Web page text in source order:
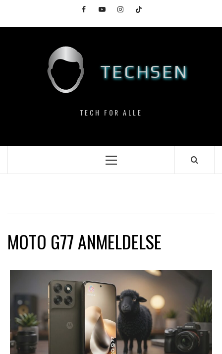
content
FacebookYouTubeInstagramTikTok
TECHSEN
TECH FOR ALLE
Primary
MOTO G77 ANMELDELSE